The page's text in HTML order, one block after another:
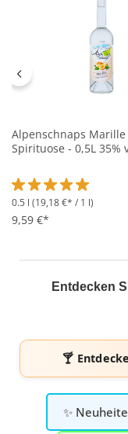
Alpenschnaps
Spirituose - 0,5L 35%
Durchschnittliche
0.5 l (19,18 €* / 1 l)
9,59 €*
Entdecken
🍸
✨